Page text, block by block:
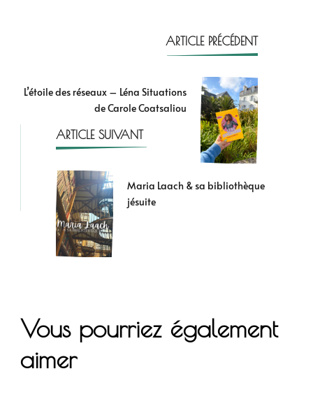
ARTICLE PRÉCÉDENT
L’étoile des réseaux – Léna Situations
de Carole Coatsaliou
ARTICLE SUIVANT
Maria Laach & sa bibliothèque
jésuite
Vous pourriez également
aimer